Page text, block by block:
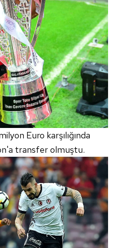
Euro karşılığında
transfer olmuştu.